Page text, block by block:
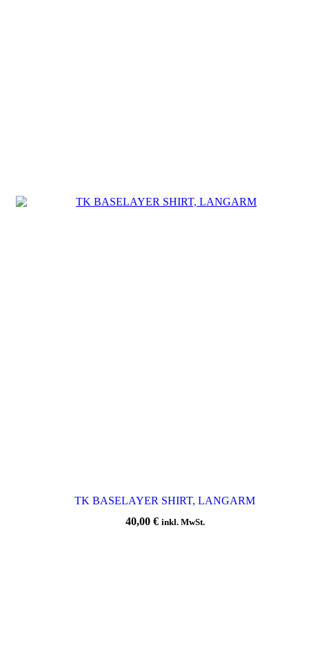
TK BASELAYER SHIRT, LANGARM
40,00 € inkl. MwSt.